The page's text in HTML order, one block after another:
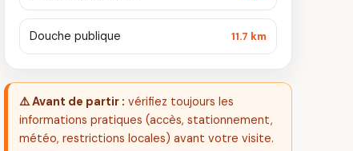
Douche publique 11.7 km
⚠️ Avant de partir : vérifiez toujours les
informations pratiques (accès, stationnement,
météo, restrictions locales) avant votre visite.